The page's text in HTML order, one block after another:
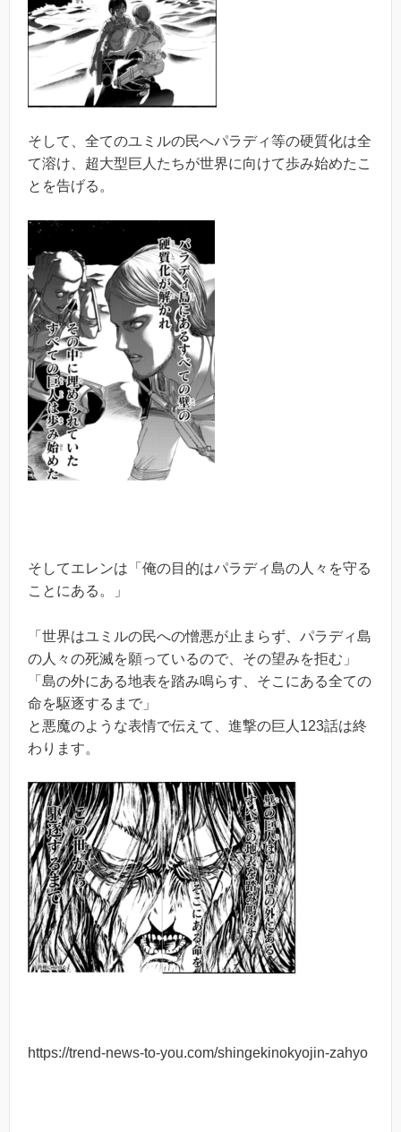
そして、全てのユミルの民へパラディ等の硬質化は全
て溶け、超大型巨人たちが世界に向けて歩み始めたこ
とを告げる。
そしてエレンは「俺の目的はパラディ島の人々を守る
ことにある。」
「世界はユミルの民への憎悪が止まらず、パラディ島
の人々の死滅を願っているので、その望みを拒む」
「島の外にある地表を踏み鳴らす、そこにある全ての
命を駆逐するまで」
と悪魔のような表情で伝えて、進撃の巨人123話は終
わります。
https://trend-news-to-you.com/shingekinokyojin-zahyo